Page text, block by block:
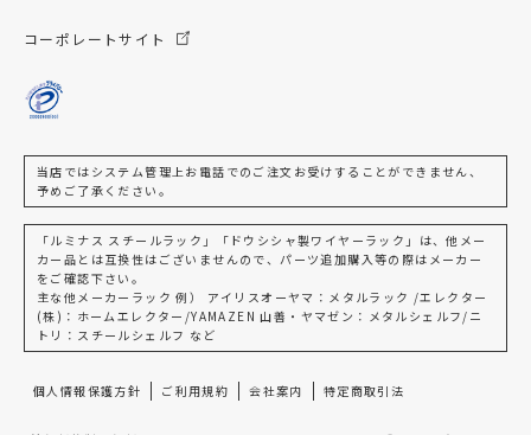
コーポレートサイト
当店ではシステム管理上お電話でのご注文お受けすることができません、
予めご了承ください。
「ルミナス スチールラック」「ドウシシャ製ワイヤーラック」は、他メー
カー品とは互換性はございませんので、パーツ追加購入等の際はメーカー
をご確認下さい。
主な他メーカーラック 例） アイリスオーヤマ：メタルラック /エレクター
(株)：ホームエレクター/YAMAZEN 山善・ヤマゼン：メタルシェルフ/ニ
トリ：スチールシェルフ など
個人情報保護方針 ご利用規約 会社案内 特定商取引法